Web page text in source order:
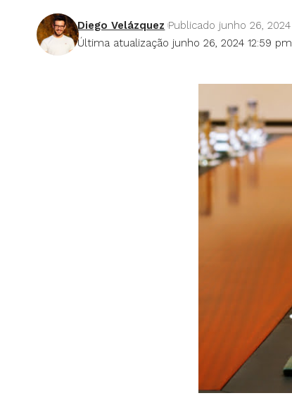
Última atualização junho 26, 2024 12:59 pm
Diego Velázquez Publicado junho 26, 2024